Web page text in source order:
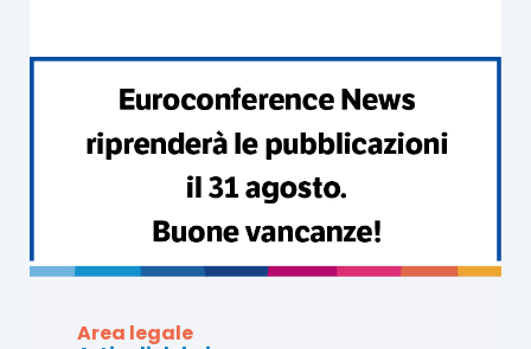
struttura e procedure- che si intende adottare.
CONTINUA A LEGGERE
Area legale